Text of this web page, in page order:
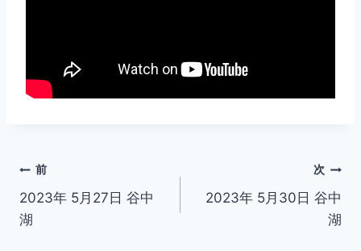
投
稿
前
2023年 5月27日 谷中
湖
次
2023年 5月30日 谷中
湖